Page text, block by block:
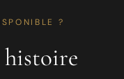
?
histoire